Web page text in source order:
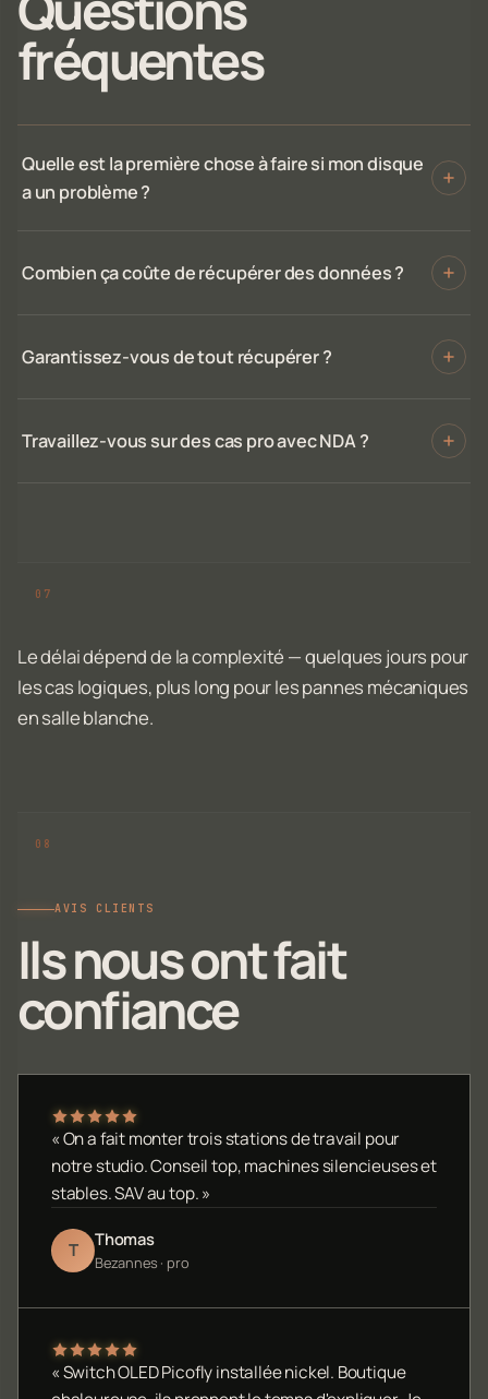
fréquentes
Quelle est la première chose à faire si mon disque
a un problème ?
Combien ça coûte de récupérer des données ?
Garantissez-vous de tout récupérer ?
Travaillez-vous sur des cas pro avec NDA ?
Le délai dépend de la complexité — quelques jours pour
les cas logiques, plus long pour les pannes mécaniques
en salle blanche.
AVIS CLIENTS
Ils nous ont fait
confiance
« On a fait monter trois stations de travail pour
notre studio. Conseil top, machines silencieuses et
stables. SAV au top. »
T Thomas
Bezannes · pro
« Switch OLED Picofly installée nickel. Boutique